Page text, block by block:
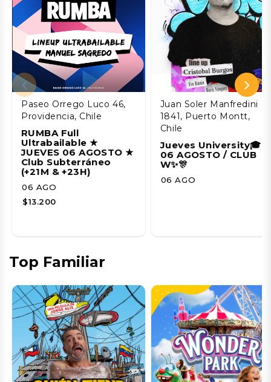
Paseo Orrego Luco 46,
Providencia, Chile
RUMBA Full
Ultrabailable ★
JUEVES 06 AGOSTO ★
Club Subterráneo
(+21M & +23H)
06 AGO
$13.200
Juan Soler Manfredini
1841, Puerto Montt,
Chile
Jueves University🎓
06 AGOSTO / CLUB
W✨🎊
06 AGO
Top Familiar